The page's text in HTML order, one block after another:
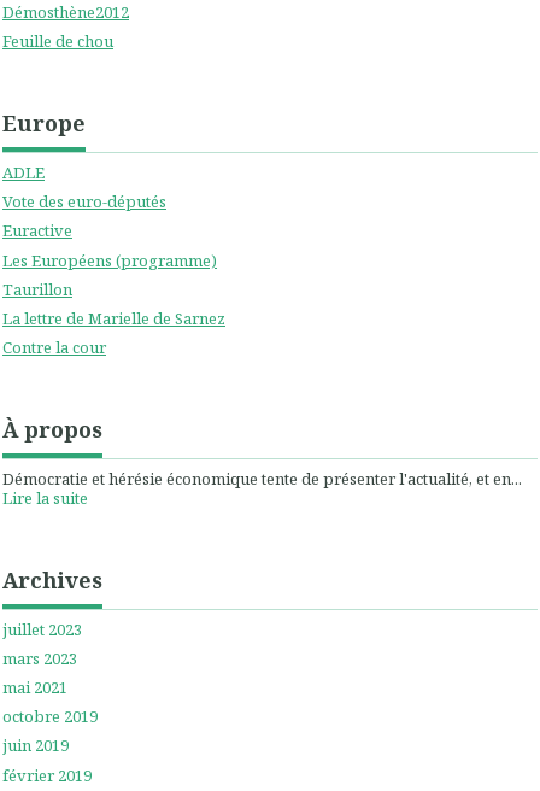
Démosthène2012
Feuille de chou
Europe
ADLE
Vote des euro-députés
Euractive
Les Européens (programme)
Taurillon
La lettre de Marielle de Sarnez
Contre la cour
À propos
Démocratie et hérésie économique tente de présenter l'actualité, et en...
Lire la suite
Archives
juillet 2023
mars 2023
mai 2021
octobre 2019
juin 2019
février 2019